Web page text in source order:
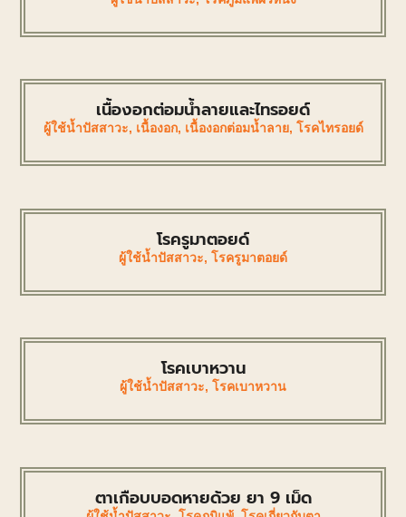
เนื้องอกต่อมน้ำลายและไทรอยด์
ผู้ใช้น้ำปัสสาวะ, เนื้องอก, เนื้องอกต่อมน้ำลาย, โรคไทรอยด์
โรครูมาตอยด์
ผู้ใช้น้ำปัสสาวะ, โรครูมาตอยด์
โรคเบาหวาน
ผู้ใช้น้ำปัสสาวะ, โรคเบาหวาน
ตาเกือบบอดหายด้วย ยา 9 เม็ด